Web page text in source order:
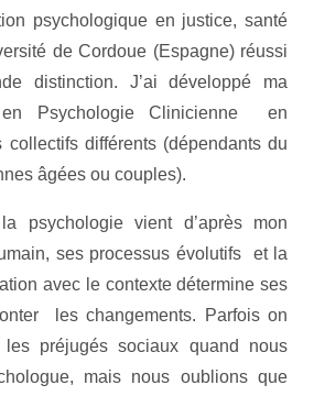
psychologique en justice, santé
de Cordoue (Espagne) réussi
distinction. J’ai développé ma
en Psychologie Clinicienne en
collectifs différents (dépendants du
âgées ou couples).
psychologie vient d’après mon
ses processus évolutifs et la
avec le contexte détermine ses
les changements. Parfois on
préjugés sociaux quand nous
mais nous oublions que